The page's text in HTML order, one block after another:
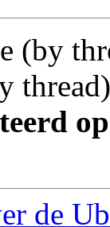
(by
de